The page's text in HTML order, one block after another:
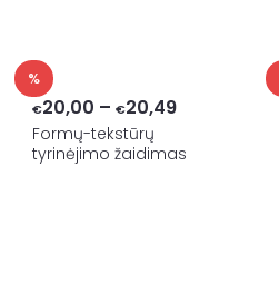
%
€20,00 – €20,49Price
€20,00
Formų-tekstūrų
tyrinėjimo žaidimas